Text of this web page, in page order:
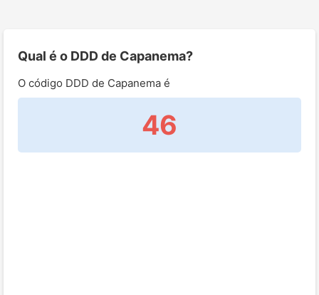
Qual é o DDD de Capanema?
O código DDD de Capanema é
46